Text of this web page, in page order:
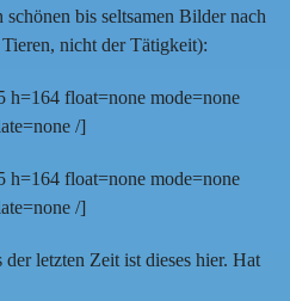
bis seltsamen Bilder nach
nicht der Tätigkeit):
h=164 float=none mode=none
/]
h=164 float=none mode=none
/]
letzten Zeit ist dieses hier. Hat